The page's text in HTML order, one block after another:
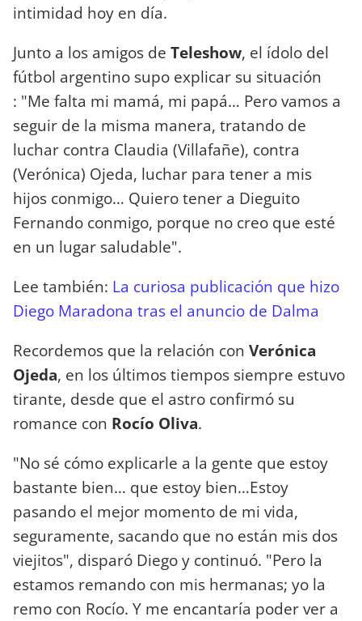
intimidad hoy en día.
Junto a los amigos de Teleshow, el ídolo del
fútbol argentino supo explicar su situación
: "Me falta mi mamá, mi papá… Pero vamos a
seguir de la misma manera, tratando de
luchar contra Claudia (Villafañe), contra
(Verónica) Ojeda, luchar para tener a mis
hijos conmigo… Quiero tener a Dieguito
Fernando conmigo, porque no creo que esté
en un lugar saludable".
Lee también: La curiosa publicación que hizo
Diego Maradona tras el anuncio de Dalma
Recordemos que la relación con Verónica
Ojeda, en los últimos tiempos siempre estuvo
tirante, desde que el astro confirmó su
romance con Rocío Oliva.
"No sé cómo explicarle a la gente que estoy
bastante bien… que estoy bien…Estoy
pasando el mejor momento de mi vida,
seguramente, sacando que no están mis dos
viejitos", disparó Diego y continuó. "Pero la
estamos remando con mis hermanas; yo la
remo con Rocío. Y me encantaría poder ver a